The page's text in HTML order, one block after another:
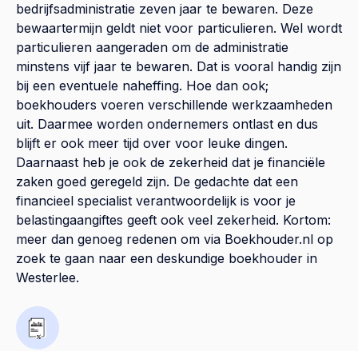
bedrijfsadministratie zeven jaar te bewaren. Deze
bewaartermijn geldt niet voor particulieren. Wel wordt
particulieren aangeraden om de administratie
minstens vijf jaar te bewaren. Dat is vooral handig zijn
bij een eventuele naheffing. Hoe dan ook;
boekhouders voeren verschillende werkzaamheden
uit. Daarmee worden ondernemers ontlast en dus
blijft er ook meer tijd over voor leuke dingen.
Daarnaast heb je ook de zekerheid dat je financiële
zaken goed geregeld zijn. De gedachte dat een
financieel specialist verantwoordelijk is voor je
belastingaangiftes geeft ook veel zekerheid. Kortom:
meer dan genoeg redenen om via Boekhouder.nl op
zoek te gaan naar een deskundige boekhouder in
Westerlee.